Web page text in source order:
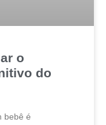
o
do
bebê é